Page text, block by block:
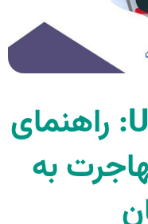
IELTS برای UKVI: راهنمای
به